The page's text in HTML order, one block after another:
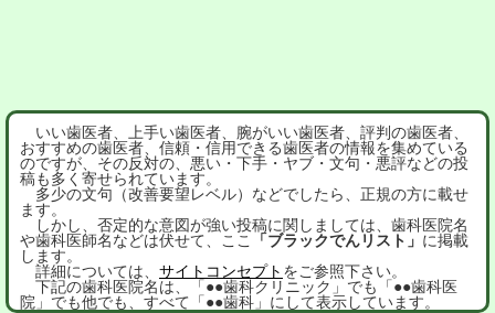
いい歯医者、上手い歯医者、腕がいい歯医者、評判の歯医者、
おすすめの歯医者、信頼・信用できる歯医者の情報を集めている
のですが、その反対の、悪い・下手・ヤブ・文句・悪評などの投
稿も多く寄せられています。
多少の文句（改善要望レベル）などでしたら、正規の方に載せ
ます。
しかし、否定的な意図が強い投稿に関しましては、歯科医院名
や歯科医師名などは伏せて、ここ
「ブラックでんリスト」 に掲載
します。
詳細については、 サイトコンセプト をご参照下さい。
下記の歯科医院名は、「●●歯科クリニック」でも「●●歯科医
院」でも他でも、すべて「●●歯科」にして表示しています。